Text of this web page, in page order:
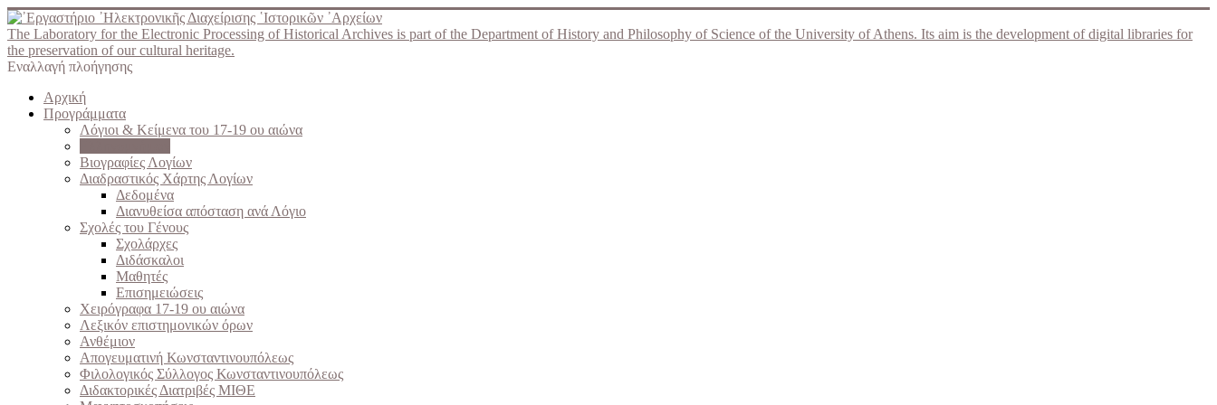
The Laboratory for the Electronic Processing of Historical Archives is part of the Department of History and Philosophy of Science of the University of Athens. Its aim is the development of digital libraries for
the preservation of our cultural heritage.
Εναλλαγή πλοήγησης
Αρχική
Προγράμματα
Λόγιοι & Κείμενα του 17-19 ου αιώνα
Βιογραφίες Λογίων
Διαδραστικός Χάρτης Λογίων
Δεδομένα
Διανυθείσα απόσταση ανά Λόγιο
Σχολές του Γένους
Σχολάρχες
Διδάσκαλοι
Μαθητές
Επισημειώσεις
Χειρόγραφα 17-19 ου αιώνα
Λεξικόν επιστημονικών όρων
Ανθέμιον
Απογευματινή Κωνσταντινουπόλεως
Φιλολογικός Σύλλογος Κωνσταντινουπόλεως
Διδακτορικές Διατριβές ΜΙΘΕ